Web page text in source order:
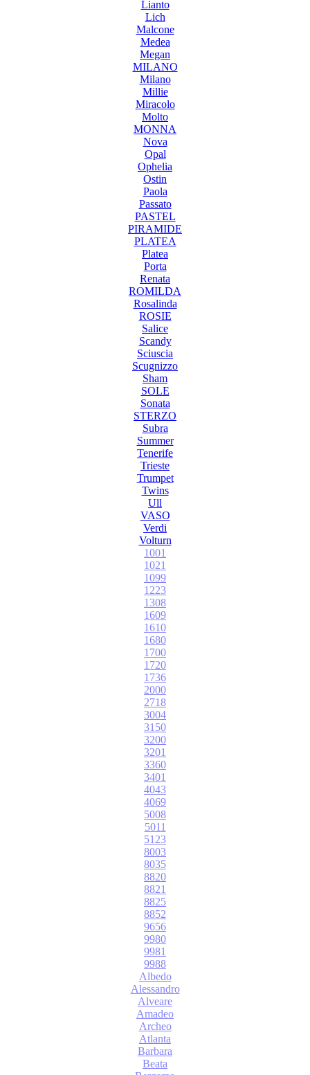
Lianto
Lich
Malcone
Medea
Megan
MILANO
Milano
Millie
Miracolo
Molto
MONNA
Nova
Opal
Ophelia
Ostin
Paola
Passato
PASTEL
PIRAMIDE
PLATEA
Platea
Porta
Renata
ROMILDA
Rosalinda
ROSIE
Salice
Scandy
Sciuscia
Scugnizzo
Sham
SOLE
Sonata
STERZO
Subra
Summer
Tenerife
Trieste
Trumpet
Twins
Ull
VASO
Verdi
Volturn
1001
1021
1099
1223
1308
1609
1610
1680
1700
1720
1736
2000
2718
3004
3150
3200
3201
3360
3401
4043
4069
5008
5011
5123
8003
8035
8820
8821
8825
8852
9656
9980
9981
9988
Albedo
Alessandro
Alveare
Amadeo
Archeo
Atlanta
Barbara
Beata